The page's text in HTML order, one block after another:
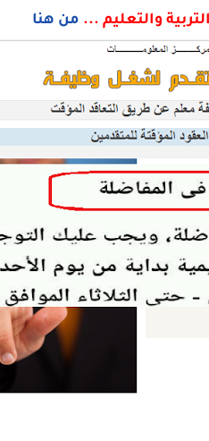
والتعليم ... من هنا